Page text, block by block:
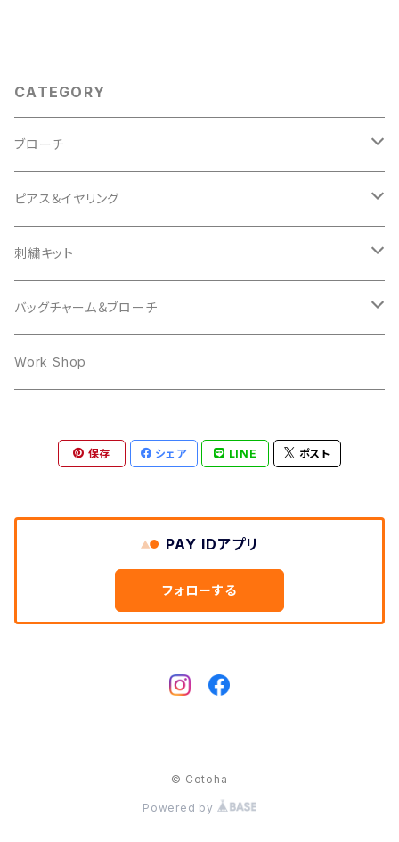
CATEGORY
ブローチ
Animal
Cat
Bird
Insect
Butterfly
Other
mocomoco
ピアス＆イヤリング
mocomoco
butterfly
ring
Swan
刺繍キット
Cat
Rabbit
Hedgehog
Swan
バッグチャーム＆ブローチ
Bear
Work Shop
保存 シェア LINE ポスト
PAY IDアプリ
フォローする
© Cotoha
Powered by